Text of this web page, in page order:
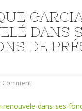
DANS
DE
Comment
dans-ses-